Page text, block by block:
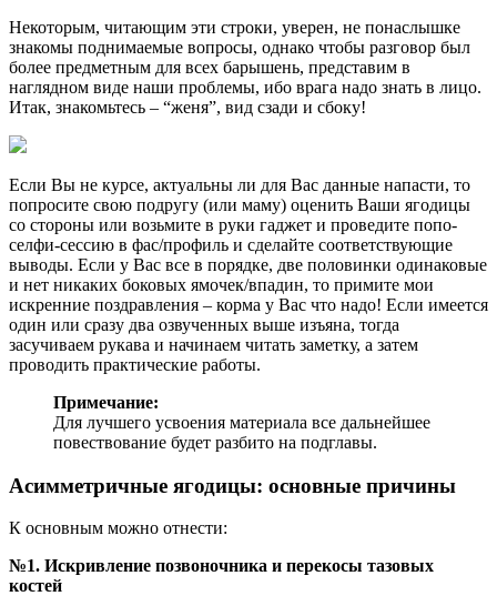
Некоторым, читающим эти строки, уверен, не понаслышке
знакомы поднимаемые вопросы, однако чтобы разговор был
более предметным для всех барышень, представим в
наглядном виде наши проблемы, ибо врага надо знать в лицо.
Итак, знакомьтесь – “женя”, вид сзади и сбоку!
Если Вы не курсе, актуальны ли для Вас данные напасти, то
попросите свою подругу (или маму) оценить Ваши ягодицы
со стороны или возьмите в руки гаджет и проведите попо-
селфи-сессию в фас/профиль и сделайте соответствующие
выводы. Если у Вас все в порядке, две половинки одинаковые
и нет никаких боковых ямочек/впадин, то примите мои
искренние поздравления – корма у Вас что надо! Если имеется
один или сразу два озвученных выше изъяна, тогда
засучиваем рукава и начинаем читать заметку, а затем
проводить практические работы.
Примечание:
Для лучшего усвоения материала все дальнейшее
повествование будет разбито на подглавы.
Асимметричные ягодицы: основные причины
К основным можно отнести:
№1. Искривление позвоночника и перекосы тазовых
костей